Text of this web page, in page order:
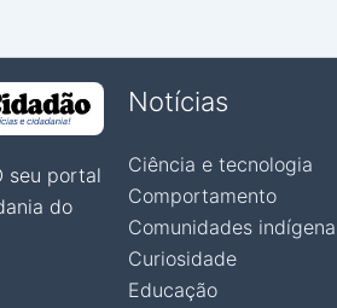
seu portal
do
Notícias
Ciência e tecnologia
Comportamento
Comunidades
Curiosidade
Educação